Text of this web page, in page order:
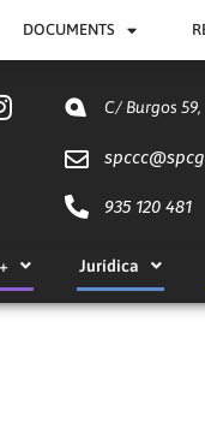
DOCUMENTS
C/ Burgos
spccc@
935 120 481
Jurídica